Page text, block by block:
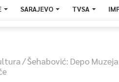
SARAJEVO TVSA
/Šehabović: Depo